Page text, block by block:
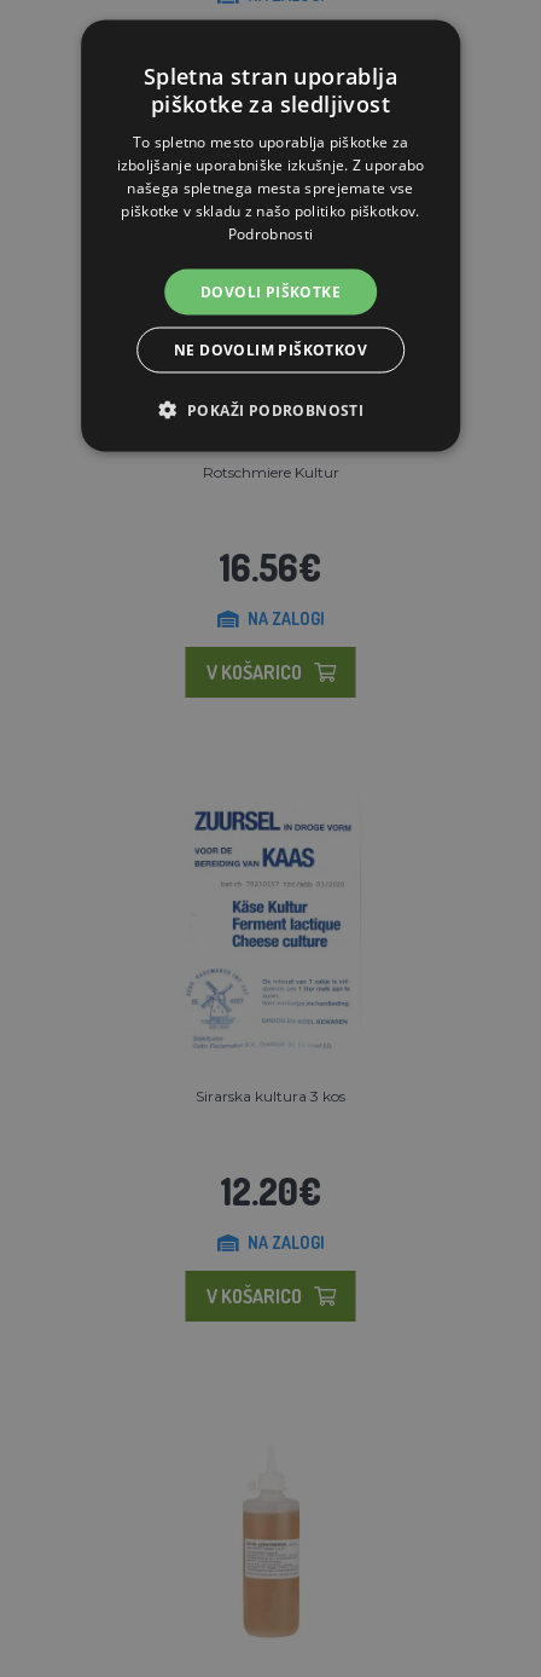
Rotschmiere Kultur
16.56€
NA ZALOGI
V KOŠARICO
Sirarska kultura 3 kos
12.20€
NA ZALOGI
V KOŠARICO
Spletna stran uporablja
piškotke za sledljivost
To spletno mesto uporablja piškotke za
izboljšanje uporabniške izkušnje. Z uporabo
našega spletnega mesta sprejemate vse
piškotke v skladu z našo politiko piškotkov.
Podrobnosti
DOVOLI PIŠKOTKE
NE DOVOLIM PIŠKOTKOV
POKAŽI PODROBNOSTI